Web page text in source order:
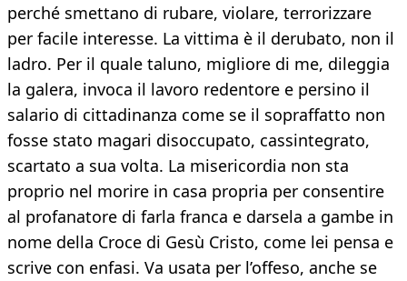
perché smettano di rubare, violare, terrorizzare
per facile interesse. La vittima è il derubato, non il
ladro. Per il quale taluno, migliore di me, dileggia
la galera, invoca il lavoro redentore e persino il
salario di cittadinanza come se il sopraffatto non
fosse stato magari disoccupato, cassintegrato,
scartato a sua volta. La misericordia non sta
proprio nel morire in casa propria per consentire
al profanatore di farla franca e darsela a gambe in
nome della Croce di Gesù Cristo, come lei pensa e
scrive con enfasi. Va usata per l’offeso, anche se